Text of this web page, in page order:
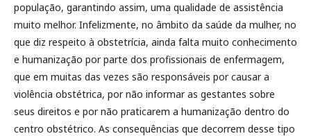
população, garantindo assim, uma qualidade de assistência
muito melhor. Infelizmente, no âmbito da saúde da mulher, no
que diz respeito à obstetrícia, ainda falta muito conhecimento
e humanização por parte dos profissionais de enfermagem,
que em muitas das vezes são responsáveis por causar a
violência obstétrica, por não informar as gestantes sobre
seus direitos e por não praticarem a humanização dentro do
centro obstétrico. As consequências que decorrem desse tipo